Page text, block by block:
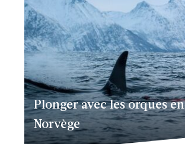
Plonger avec les orques en
Norvège